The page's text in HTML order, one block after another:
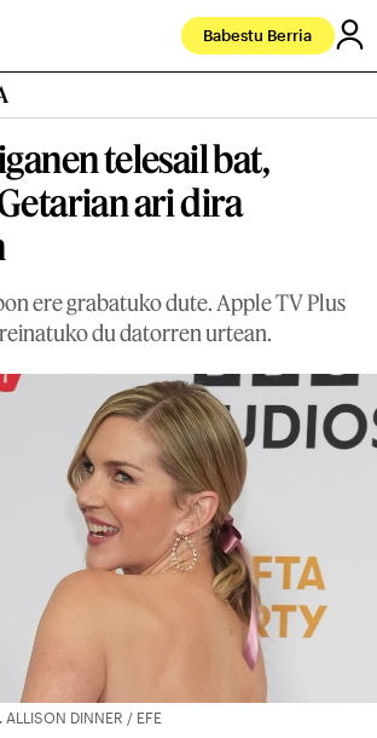
Babestu Berria
telesail bat,
ari dira
ere grabatuko dute. Apple TV Plus
du datorren urtean.
DINNER / EFE